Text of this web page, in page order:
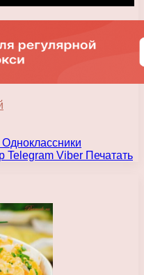
Одноклассники
Telegram Viber Печатать